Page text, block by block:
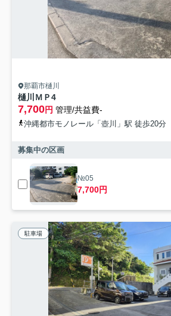
那覇市樋川
樋川ＭＰ4
7,700円 管理/共益費-
沖縄都市モノレール「壺川」駅 徒歩20分
募集中の区画
№05
7,700円
駐車場